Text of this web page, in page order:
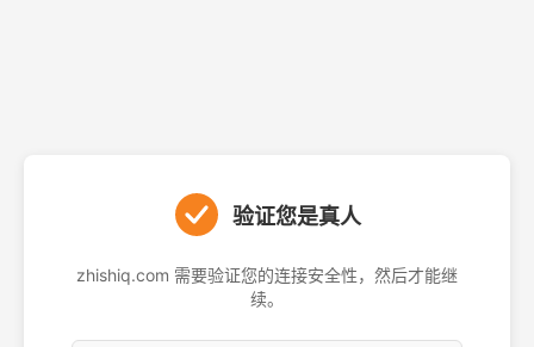
验证您是真人
zhishiq.com 需要验证您的连接安全性，然后才能继
续。